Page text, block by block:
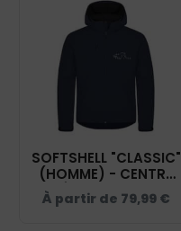
SOFTSHELL "CLASSIC"
(HOMME) - CENTRE
ÉQUESTRE LA
GRENADIÈRE - NAVY -
À partir de 79,99 €